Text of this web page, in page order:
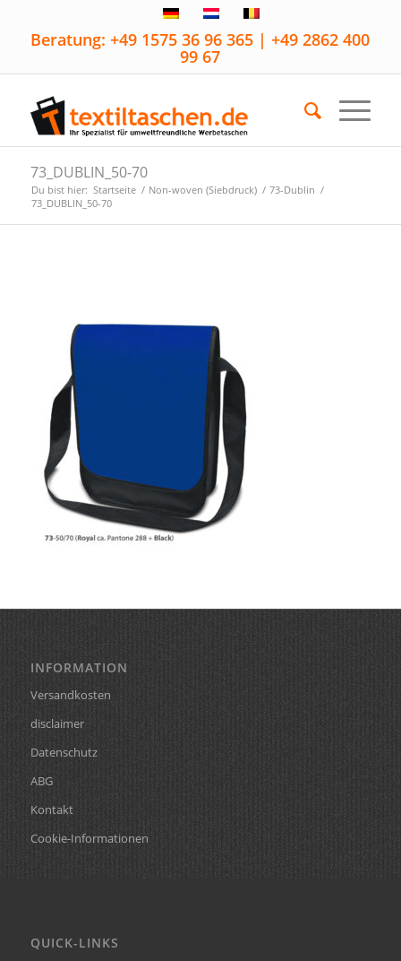
Beratung: +49 1575 36 96 365 | +49 2862 400
99 67
73_DUBLIN_50-70
Du bist hier: Startseite / Non-woven (Siebdruck) / 73-Dublin /
73_DUBLIN_50-70
INFORMATION
Versandkosten
disclaimer
Datenschutz
ABG
Kontakt
Cookie-Informationen
QUICK-LINKS